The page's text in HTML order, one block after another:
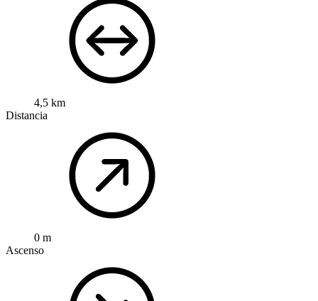
4,5 km
Distancia
0 m
Ascenso